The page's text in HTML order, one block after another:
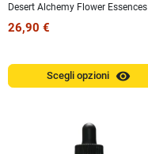
Desert Alchemy Flower Essences
26,90 €
Scegli opzioni visibility